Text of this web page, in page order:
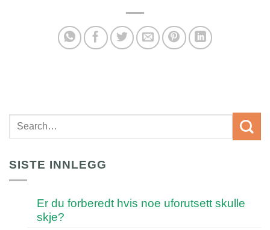
SISTE INNLEGG
Er du forberedt hvis noe uforutsett skulle
skje?